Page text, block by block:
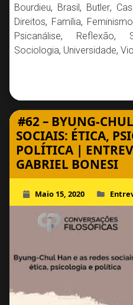
Bourdieu, Brasil, Butler,
Direitos, Família, Feminismo
Psicanálise, Reflexão,
Sociologia, Universidade,
#62 – BYUNG-
SOCIAIS: ÉTICA,
POLÍTICA |
GABRIEL BONESI
Maio 15, 2020